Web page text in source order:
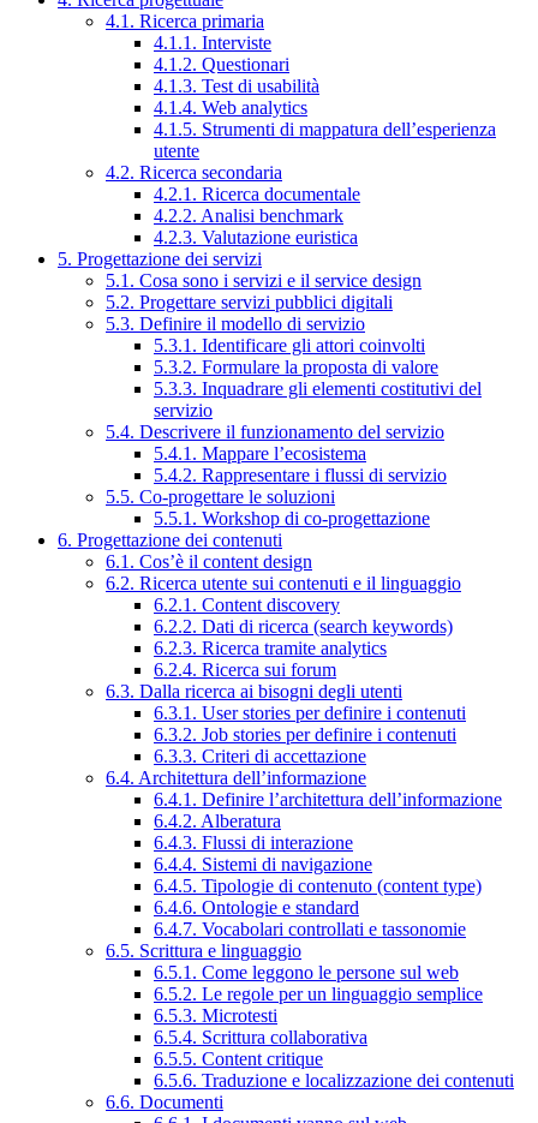
4.1. Ricerca primaria
4.1.1. Interviste
4.1.2. Questionari
4.1.3. Test di usabilità
4.1.4. Web analytics
4.1.5. Strumenti di mappatura dell’esperienza
utente
4.2. Ricerca secondaria
4.2.1. Ricerca documentale
4.2.2. Analisi benchmark
4.2.3. Valutazione euristica
5. Progettazione dei servizi
5.1. Cosa sono i servizi e il service design
5.2. Progettare servizi pubblici digitali
5.3. Definire il modello di servizio
5.3.1. Identificare gli attori coinvolti
5.3.2. Formulare la proposta di valore
5.3.3. Inquadrare gli elementi costitutivi del
servizio
5.4. Descrivere il funzionamento del servizio
5.4.1. Mappare l’ecosistema
5.4.2. Rappresentare i flussi di servizio
5.5. Co-progettare le soluzioni
5.5.1. Workshop di co-progettazione
6. Progettazione dei contenuti
6.1. Cos’è il content design
6.2. Ricerca utente sui contenuti e il linguaggio
6.2.1. Content discovery
6.2.2. Dati di ricerca (search keywords)
6.2.3. Ricerca tramite analytics
6.2.4. Ricerca sui forum
6.3. Dalla ricerca ai bisogni degli utenti
6.3.1. User stories per definire i contenuti
6.3.2. Job stories per definire i contenuti
6.3.3. Criteri di accettazione
6.4. Architettura dell’informazione
6.4.1. Definire l’architettura dell’informazione
6.4.2. Alberatura
6.4.3. Flussi di interazione
6.4.4. Sistemi di navigazione
6.4.5. Tipologie di contenuto (content type)
6.4.6. Ontologie e standard
6.4.7. Vocabolari controllati e tassonomie
6.5. Scrittura e linguaggio
6.5.1. Come leggono le persone sul web
6.5.2. Le regole per un linguaggio semplice
6.5.3. Microtesti
6.5.4. Scrittura collaborativa
6.5.5. Content critique
6.5.6. Traduzione e localizzazione dei contenuti
6.6. Documenti